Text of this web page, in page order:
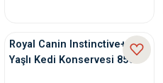
Royal Canin Instinctive+7
Yaşlı Kedi Konservesi 85Gr